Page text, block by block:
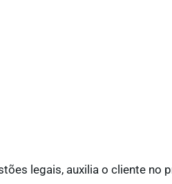
legais, auxilia o cliente no